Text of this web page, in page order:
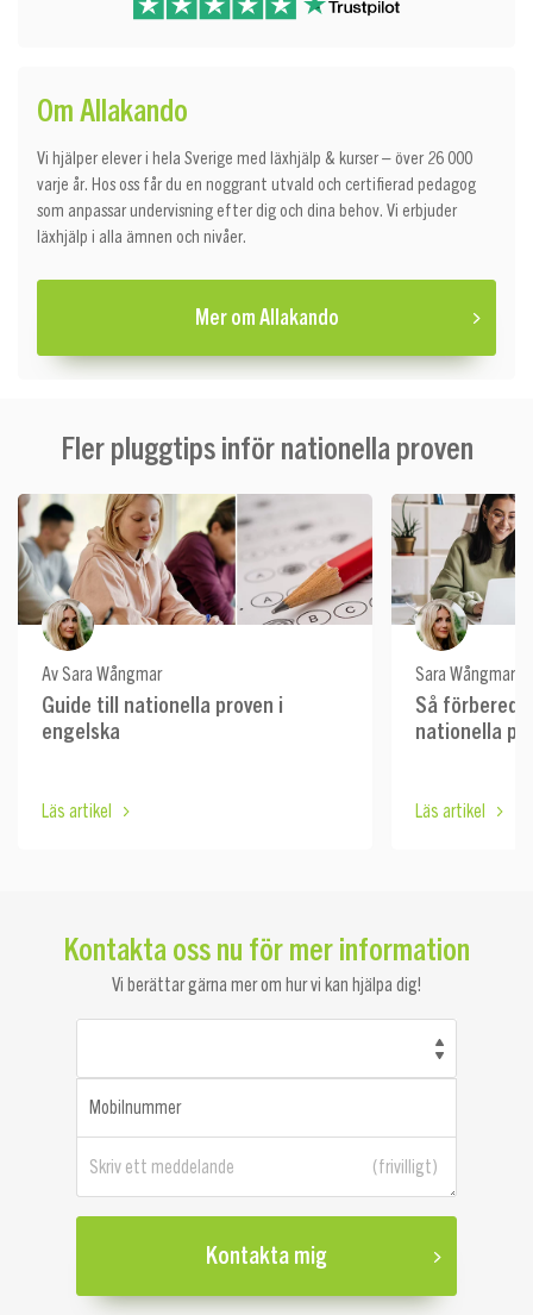
Om Allakando
Vi hjälper elever i hela Sverige med läxhjälp & kurser – över 26 000
varje år. Hos oss får du en noggrant utvald och certifierad pedagog
som anpassar undervisning efter dig och dina behov. Vi erbjuder
läxhjälp i alla ämnen och nivåer.
Mer om Allakando
Fler pluggtips inför nationella proven
Av Sara Wångmar
Guide till nationella proven i
engelska
Läs artikel
Sara Wångmar
Så
nationella
Läs artikel
Kontakta oss nu för mer information
Vi berättar gärna mer om hur vi kan hjälpa dig!
Mobilnummer
Skriv ett meddelande
Kontakta mig